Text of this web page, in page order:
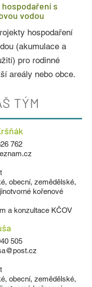
s
vodou
hospodaření
(akumulace a
pro rodinné
areály nebo obce.
TÝM
762
obecní, zemědělské,
kořenové
a konzultace KČOV
505
obecní, zemědělské,